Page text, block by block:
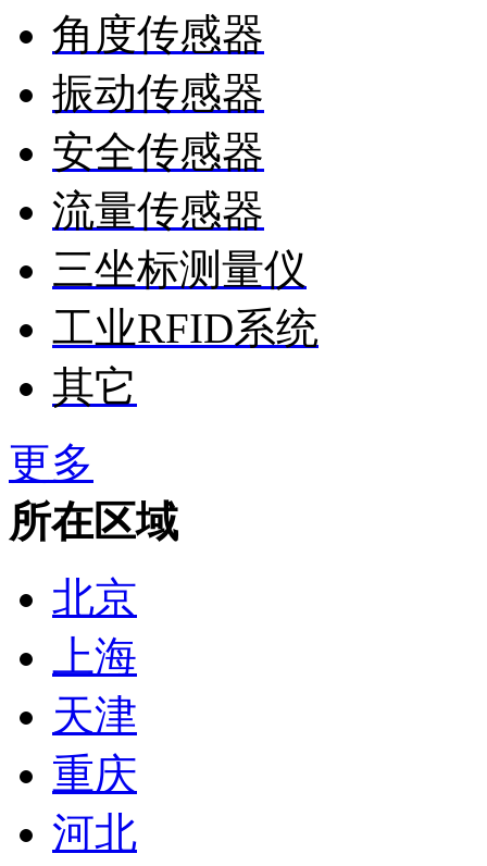
角度传感器
振动传感器
安全传感器
流量传感器
三坐标测量仪
工业RFID系统
其它
更多
所在区域
北京
上海
天津
重庆
河北